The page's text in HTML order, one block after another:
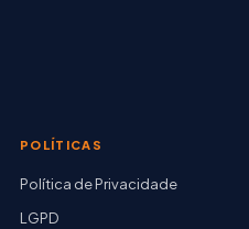
POLÍTICAS
Política de Privacidade
LGPD